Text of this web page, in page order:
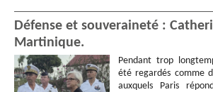
Défense et souveraineté :
Martinique.
Pendant trop
été regardés comme
auxquels Paris